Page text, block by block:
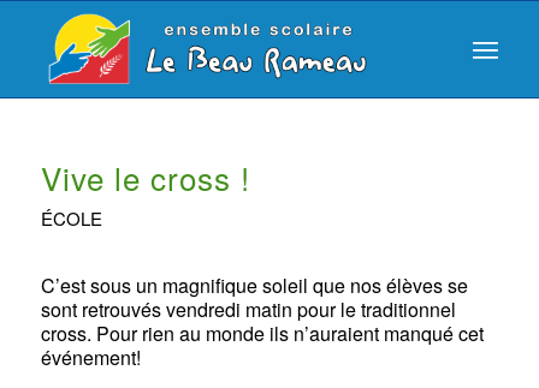
Vive le cross !
ÉCOLE
C’est sous un magnifique soleil que nos élèves se
sont retrouvés vendredi matin pour le traditionnel
cross. Pour rien au monde ils n’auraient manqué cet
événement!